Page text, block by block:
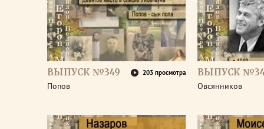
ВЫПУСК №349 203 просмотра
Попов
ВЫПУСК
Овсянников